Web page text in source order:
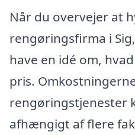
Når du overvejer at
rengøringsfirma i
have en idé om,
pris.
rengøringstjenester
afhængigt af flere